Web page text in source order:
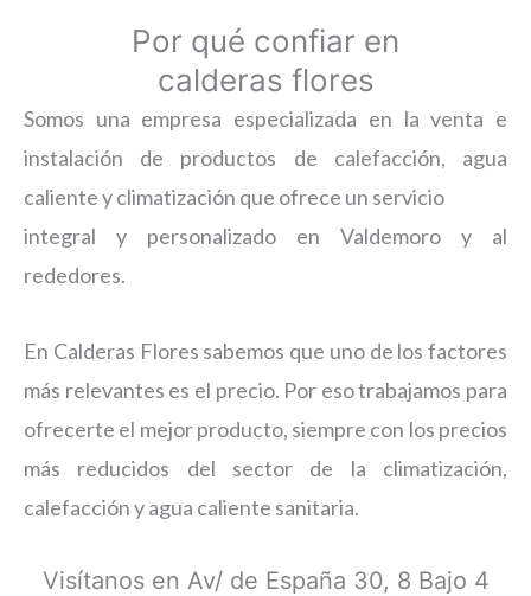
Por qué confiar en
calderas flores
Somos una empresa especializada en la venta e
instalación de productos de calefacción, agua
caliente y climatización que ofrece un servicio
integral y personalizado en Valdemoro y al
rededores.
En Calderas Flores sabemos que uno de los factores
más relevantes es el precio. Por eso trabajamos para
ofrecerte el mejor producto, siempre con los precios
más reducidos del sector de la climatización,
calefacción y agua caliente sanitaria.
Visítanos en Av/ de España 30, 8 Bajo 4